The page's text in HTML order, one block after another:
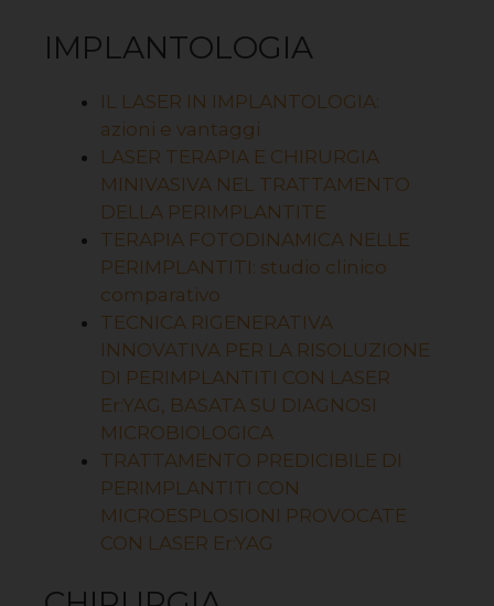
IMPLANTOLOGIA
IL LASER IN IMPLANTOLOGIA:
azioni e vantaggi
LASER TERAPIA E CHIRURGIA
MINIVASIVA NEL TRATTAMENTO
DELLA PERIMPLANTITE
TERAPIA FOTODINAMICA NELLE
PERIMPLANTITI: studio clinico
comparativo
TECNICA RIGENERATIVA
INNOVATIVA PER LA RISOLUZIONE
DI PERIMPLANTITI CON LASER
Er:YAG, BASATA SU DIAGNOSI
MICROBIOLOGICA
TRATTAMENTO PREDICIBILE DI
PERIMPLANTITI CON
MICROESPLOSIONI PROVOCATE
CON LASER Er:YAG